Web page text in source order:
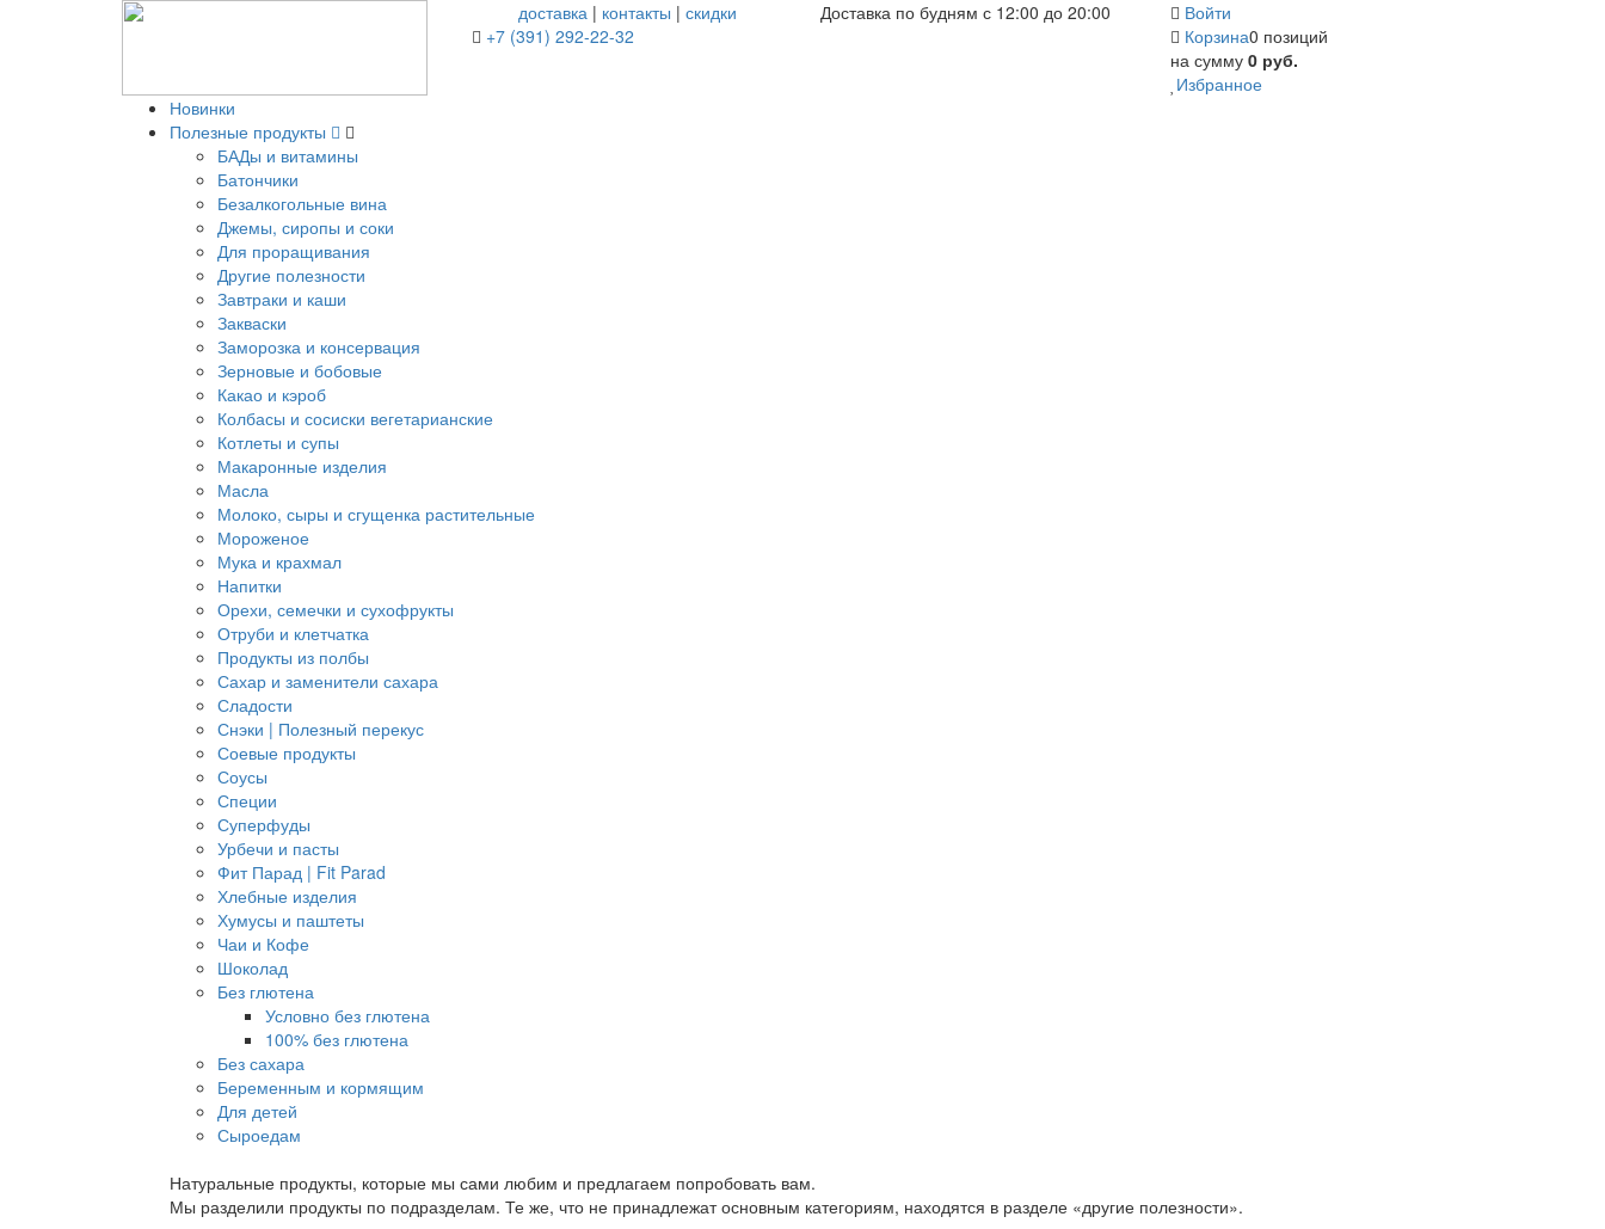
доставка | контакты |скидки
+7 (391) 292-22-32
Доставка по будням с 12:00 до 20:00
Войти
Корзина0 позиций
на сумму 0 руб.
Избранное
Новинки
Полезные продукты
БАДы и витамины
Батончики
Безалкогольные вина
Джемы, сиропы и соки
Для проращивания
Другие полезности
Завтраки и каши
Закваски
Заморозка и консервация
Зерновые и бобовые
Какао и кэроб
Колбасы и сосиски вегетарианские
Котлеты и супы
Макаронные изделия
Масла
Молоко, сыры и сгущенка растительные
Мороженое
Мука и крахмал
Напитки
Орехи, семечки и сухофрукты
Отруби и клетчатка
Продукты из полбы
Сахар и заменители сахара
Сладости
Снэки | Полезный перекус
Соевые продукты
Соусы
Специи
Суперфуды
Урбечи и пасты
Фит Парад | Fit Parad
Хлебные изделия
Хумусы и паштеты
Чаи и Кофе
Шоколад
Без глютена
Условно без глютена
100% без глютена
Без сахара
Беременным и кормящим
Для детей
Сыроедам
Натуральные продукты, которые мы сами любим и предлагаем попробовать вам.
Мы разделили продукты по подразделам. Те же, что не принадлежат основным категориям, находятся в разделе «другие полезности».